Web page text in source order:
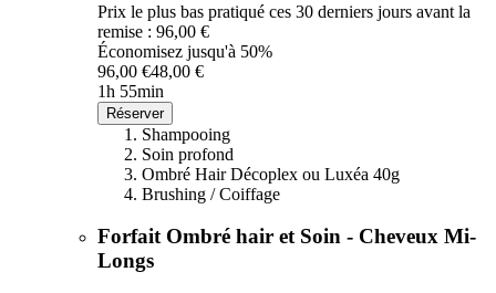
Prix le plus bas pratiqué ces 30 derniers jours avant la
remise : 96,00 €
Économisez jusqu'à 50%
96,00 €48,00 €
1h 55min
Réserver
Shampooing
Soin profond
Ombré Hair Décoplex ou Luxéa 40g
Brushing / Coiffage
Forfait Ombré hair et Soin - Cheveux Mi-
Longs